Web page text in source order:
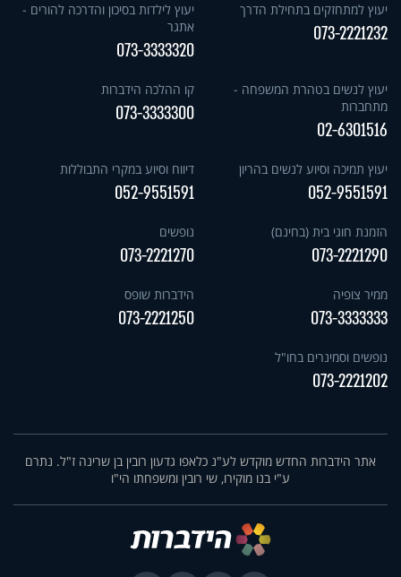
יעוץ למתחזקים בתחילת הדרך
073-2221232
יעוץ לילדות בסיכון והדרכה להורים -
אתגר
073-3333320
יעוץ לנשים בטהרת המשפחה -
מתחברות
02-6301516
קו ההלכה הידברות
073-3333300
יעוץ תמיכה וסיוע לנשים בהריון
052-9551591
דיווח וסיוע במקרי התבוללות
052-9551591
הזמנת חוגי בית (בחינם)
073-2221290
נופשים
073-2221270
ממיר צופיה
073-3333333
הידברות שופס
073-2221250
נופשים וסמינרים בחו"ל
073-2221202
אתר הידברות החדש מוקדש לע"נ כלאפו גדעון רובין בן שרינה ז"ל. נתרם
ע"י בנו מוקירו, שי רובין ומשפחתו הי"ו